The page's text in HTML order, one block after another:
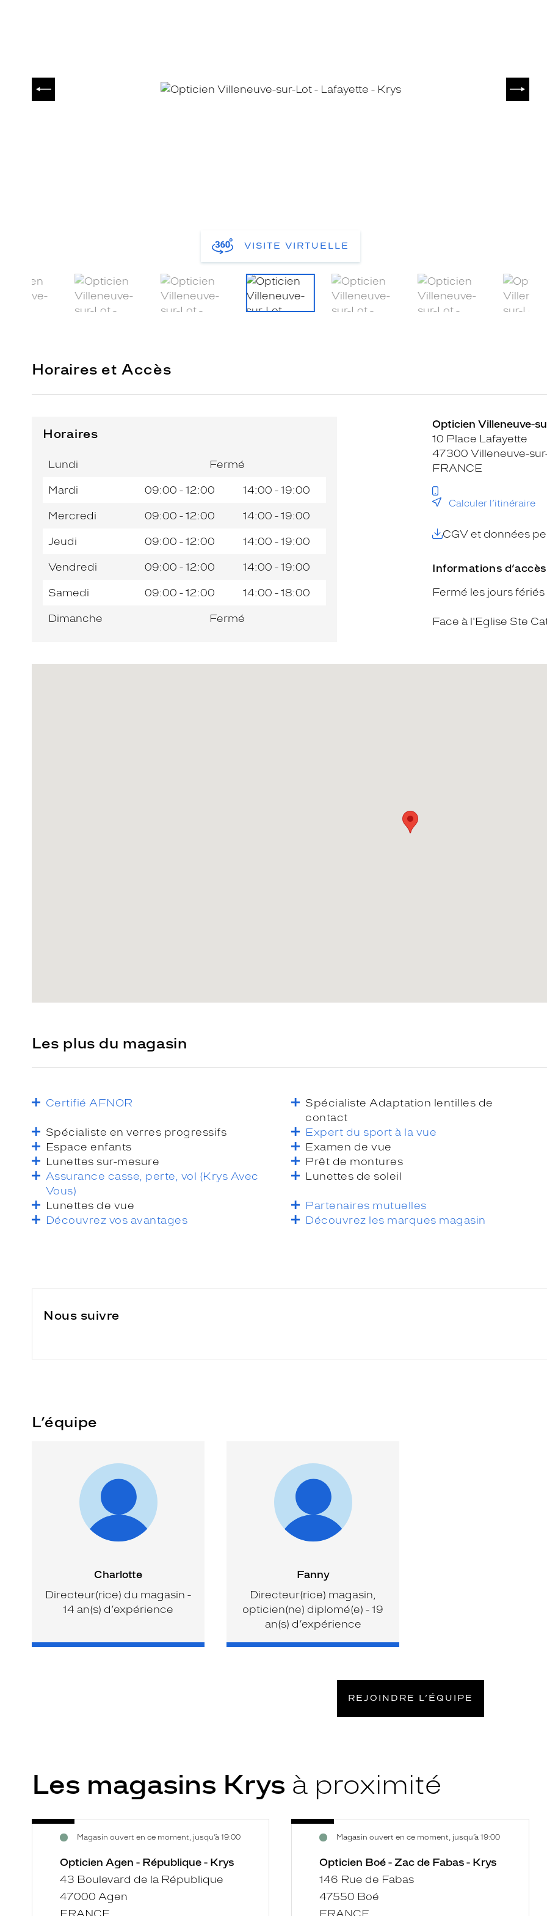
VISITE VIRTUELLE
Horaires et Accès
Horaires
Jour de
semaine
Horaires
Lundi Fermé
Mardi 09:00 - 12:00 14:00 - 19:00
Mercredi 09:00 - 12:00 14:00 - 19:00
Jeudi 09:00 - 12:00 14:00 - 19:00
Vendredi 09:00 - 12:00 14:00 - 19:00
Samedi 09:00 - 12:00 14:00 - 18:00
Dimanche Fermé
Opticien Villeneuve-
10 Place Lafayette
47300 Villeneuve-
FRANCE
Calculer l’itinéraire
CGV et données
Informations d’accès
Fermé les jours fériés
Face à l'Eglise Ste
Les plus du magasin
Certifié AFNOR
Spécialiste Adaptation lentilles de
contact
Spécialiste en verres progressifs
Expert du sport à la vue
Espace enfants
Examen de vue
Lunettes sur-mesure
Prêt de montures
Assurance casse, perte, vol (Krys Avec
Vous)
Lunettes de soleil
Lunettes de vue
Partenaires mutuelles
Découvrez vos avantages
Découvrez les marques magasin
Nous suivre
L’équipe
Charlotte
Directeur(rice) du magasin -
14 an(s) d’expérience
Fanny
Directeur(rice) magasin,
opticien(ne) diplomé(e) - 19
an(s) d’expérience
REJOINDRE L’ÉQUIPE
Les magasins Krys à proximité
Opticien
Agen
République
Magasin ouvert en ce moment, jusqu’à 19:00
Voir
Opticien Agen - République - Krys
43 Boulevard de la République
47000 Agen
Opticien
Fabas
Magasin ouvert en ce moment, jusqu’à 19:00
Voir
Opticien Boé - Zac de Fabas - Krys
146 Rue de Fabas
47550 Boé